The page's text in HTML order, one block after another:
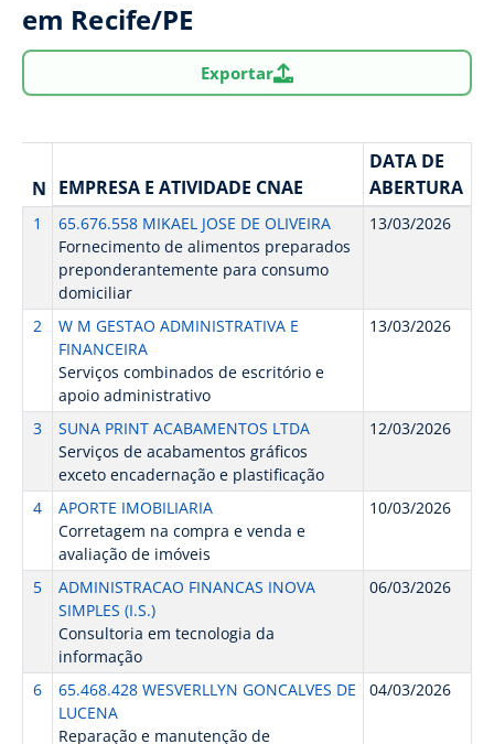
em Recife/PE
Exportar
N EMPRESA E ATIVIDADE CNAE
DATA DE
ABERTURA
1
65.676.558 MIKAEL JOSE DE OLIVEIRA
Fornecimento de alimentos preparados
preponderantemente para consumo
domiciliar
13/03/2026
2
W M GESTAO ADMINISTRATIVA E
FINANCEIRA
Serviços combinados de escritório e
apoio administrativo
13/03/2026
3
SUNA PRINT ACABAMENTOS LTDA
Serviços de acabamentos gráficos
exceto encadernação e plastificação
12/03/2026
4
APORTE IMOBILIARIA
Corretagem na compra e venda e
avaliação de imóveis
10/03/2026
5
ADMINISTRACAO FINANCAS INOVA
SIMPLES (I.S.)
Consultoria em tecnologia da
informação
06/03/2026
6
65.468.428 WESVERLLYN GONCALVES DE
LUCENA
Reparação e manutenção de
04/03/2026